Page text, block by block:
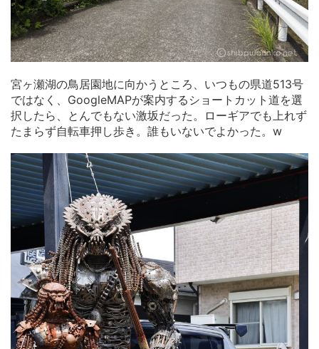
宮ヶ瀬湖の鳥居園地に向かうところ、いつもの県道513号
ではなく、GoogleMAPが案内するショートカット道を選
択したら、とんでもない激坂だった。ローギアでも上れず
たまらず自転車押し歩き。誰もいないでよかった。w